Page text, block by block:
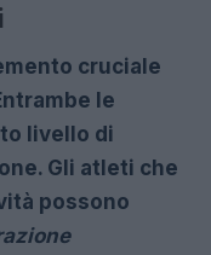
cruciale
le
livello di
Gli atleti che
possono